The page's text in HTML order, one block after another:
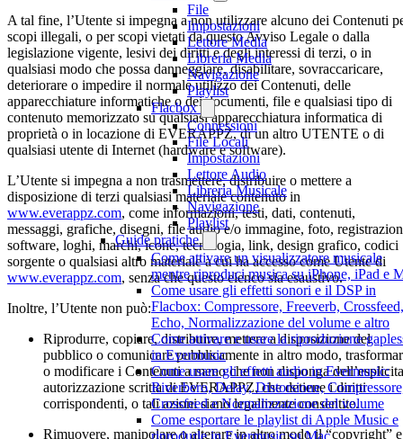
File
Impostazioni
Lettore Media
Libreria Media
Navigazione
Playlist
Flacbox
Connessioni
File Locali
Impostazioni
Lettore Audio
Libreria Musicale
Navigazione
Playlist
Guide pratiche
Come attivare un visualizzatore musicale
mentre riproduci musica su iPhone, iPad e
Come usare gli effetti sonori e il DSP in
Flacbox: Compressore, Freeverb, Crossfeed,
Echo, Normalizzazione del volume e altro
Come attivare e usare la riproduzione
in Evermusic
Come usare gli effetti audio in Evermusic:
Riverbero, Delay, Distorsione,
Crossfeed e Normalizzazione del volume
Come esportare le playlist di Apple Music e
riprodurle in Evermusic su Mac
A tal fine, l’Utente si impegna a non utilizzare alcuno dei Contenuti
scopi illegali, o per scopi vietati da questo Avviso Legale o dalla
legislazione vigente, lesivi dei diritti e degli interessi di terzi, o in
qualsiasi modo che possa danneggiare, disabilitare, sovraccaricare,
deteriorare o impedire il normale utilizzo dei Contenuti, delle
apparecchiature informatiche o dei documenti, file e qualsiasi tipo di
contenuto memorizzato su qualsiasi apparecchiatura informatica di
proprietà o in locazione di EVERAPPZ, di un altro UTENTE o di
qualsiasi utente di Internet (hardware e software).
L’Utente si impegna a non trasmettere, distribuire o mettere a
disposizione di terzi qualsiasi materiale contenuto in
www.everappz.com, come informazioni, testi, dati, contenuti,
messaggi, grafiche, disegni, file audio e/o immagine, foto,
software, loghi, marchi, icone, tecnologia, link, design grafico, codici
sorgente o qualsiasi altro materiale a cui ha accesso come Utente di
www.everappz.com, senza che questo elenco sia esaustivo.
Inoltre, l’Utente non può:
Riprodurre, copiare, distribuire, mettere a disposizione del
pubblico o comunicare pubblicamente in altro modo,
o modificare i Contenuti a meno che non disponga dell’esplicita
autorizzazione scritta di EVERAPPZ, che detiene i diritti
corrispondenti, o tali azioni siano legalmente consentite.
Rimuovere, manipolare o alterare in altro modo il “copyright” e